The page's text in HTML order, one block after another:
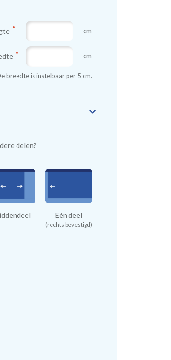
cm
cm
breedte is instelbaar per 5 cm.
delen?
Eén deel
(rechts bevestigd)